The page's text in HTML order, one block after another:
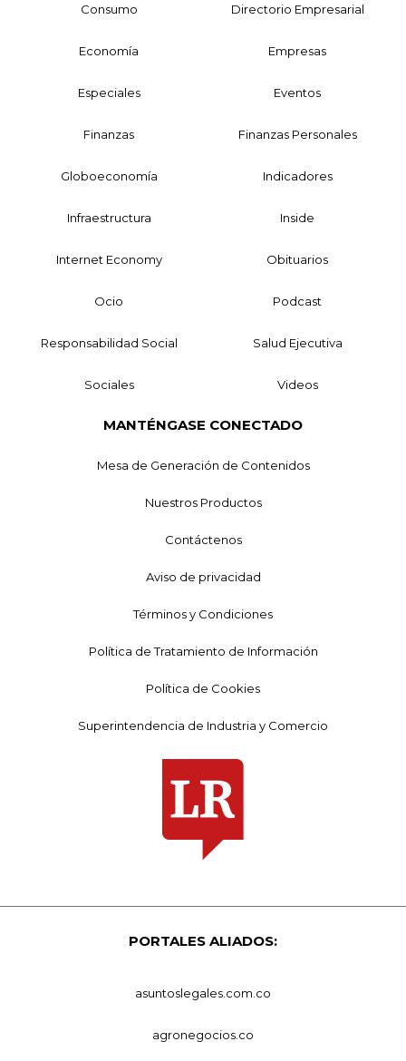
Consumo Directorio Empresarial
Economía Empresas
Especiales Eventos
Finanzas Finanzas Personales
Globoeconomía Indicadores
Infraestructura Inside
Internet Economy Obituarios
Ocio Podcast
Responsabilidad Social Salud Ejecutiva
Sociales Videos
MANTÉNGASE CONECTADO
Mesa de Generación de Contenidos
Nuestros Productos
Contáctenos
Aviso de privacidad
Términos y Condiciones
Política de Tratamiento de Información
Política de Cookies
Superintendencia de Industria y Comercio
PORTALES ALIADOS:
asuntoslegales.com.co
agronegocios.co